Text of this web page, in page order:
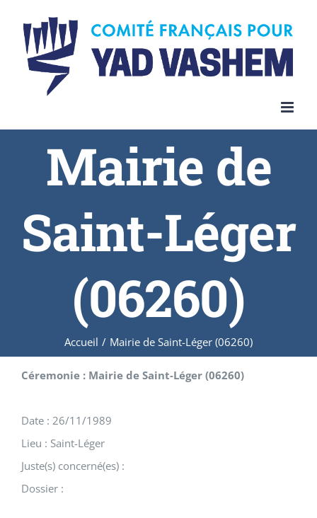
content
Mairie de
Saint-Léger
(06260)
Accueil / Mairie de Saint-Léger (06260)
Céremonie : Mairie de Saint-Léger (06260)
Date : 26/11/1989
Lieu : Saint-Léger
Juste(s) concerné(es) :
Dossier :